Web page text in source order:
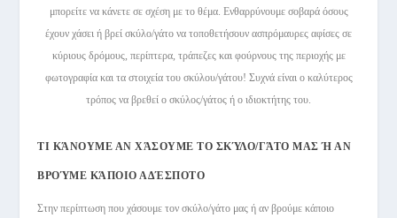
μπορείτε να κάνετε σε σχέση με το θέμα. Ενθαρρύνουμε σοβαρά όσους
έχουν χάσει ή βρεί σκύλο/γάτο να τοποθετήσουν ασπρόμαυρες αφίσες σε
κύριους δρόμους, περίπτερα, τράπεζες και φούρνους της περιοχής με
φωτογραφία και τα στοιχεία του σκύλου/γάτου! Συχνά είναι ο καλύτερος
τρόπος να βρεθεί ο σκύλος/γάτος ή ο ιδιοκτήτης του.
ΤΙ ΚΆΝΟΥΜΕ ΑΝ ΧΆΣΟΥΜΕ ΤΟ ΣΚΎΛΟ/ΓΆΤΟ ΜΑΣ Ή ΑΝ
ΒΡΟΎΜΕ ΚΆΠΟΙΟ ΑΔΈΣΠΟΤΟ
Στην περίπτωση που χάσουμε τον σκύλο/γάτο μας ή αν βρούμε κάποιο